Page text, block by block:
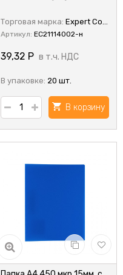
Торговая марка: Expert Complete
Артикул: ЕС21114002-н
39,32 Р в т.ч. НДС
В упаковке: 20 шт.
В корзину